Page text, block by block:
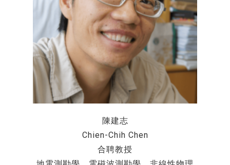
陳建志
Chien-Chih Chen
合聘教授